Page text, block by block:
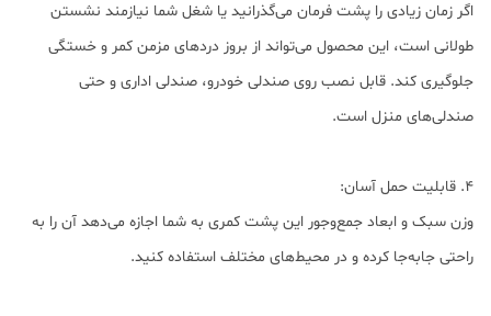
اگر زمان زیادی را پشت فرمان می‌گذرانید یا شغل شما نیازمند نشستن
طولانی است، این محصول می‌تواند از بروز دردهای مزمن کمر و خستگی
جلوگیری کند. قابل نصب روی صندلی خودرو، صندلی اداری و حتی
صندلی‌های منزل است.
4. قابلیت حمل آسان:
وزن سبک و ابعاد جمع‌وجور این پشت کمری به شما اجازه می‌دهد آن را به
راحتی جابه‌جا کرده و در محیط‌های مختلف استفاده کنید.